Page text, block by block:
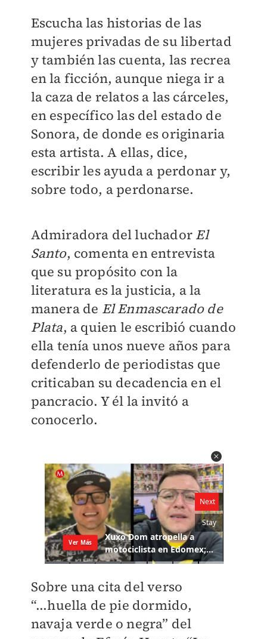
Escucha las historias de las
mujeres privadas de su libertad
y también las cuenta, las recrea
en la ficción, aunque niega ir a
la caza de relatos a las cárceles,
en específico las del estado de
Sonora, de donde es originaria
esta artista. A ellas, dice,
escribir les ayuda a perdonar y,
sobre todo, a perdonarse.
Admiradora del luchador El
Santo, comenta en entrevista
que su propósito con la
literatura es la justicia, a la
manera de El Enmascarado de
Plata, a quien le escribió cuando
ella tenía unos nueve años para
defenderlo de periodistas que
criticaban su decadencia en el
pancracio. Y él la invitó a
conocerlo.
Sobre una cita del verso
“...huella de pie dormido,
navaja verde o negra” del